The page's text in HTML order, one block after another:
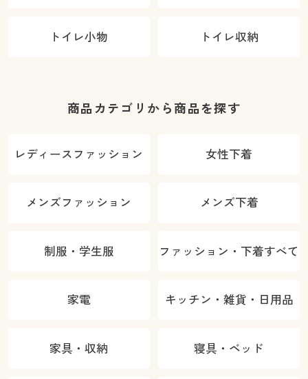
トイレ小物 トイレ収納
商品カテゴリから商品を探す
レディースファッション 女性下着
メンズファッション メンズ下着
制服・学生服 ファッション・下着すべて
家電 キッチン・雑貨・日用品
家具・収納 寝具・ベッド